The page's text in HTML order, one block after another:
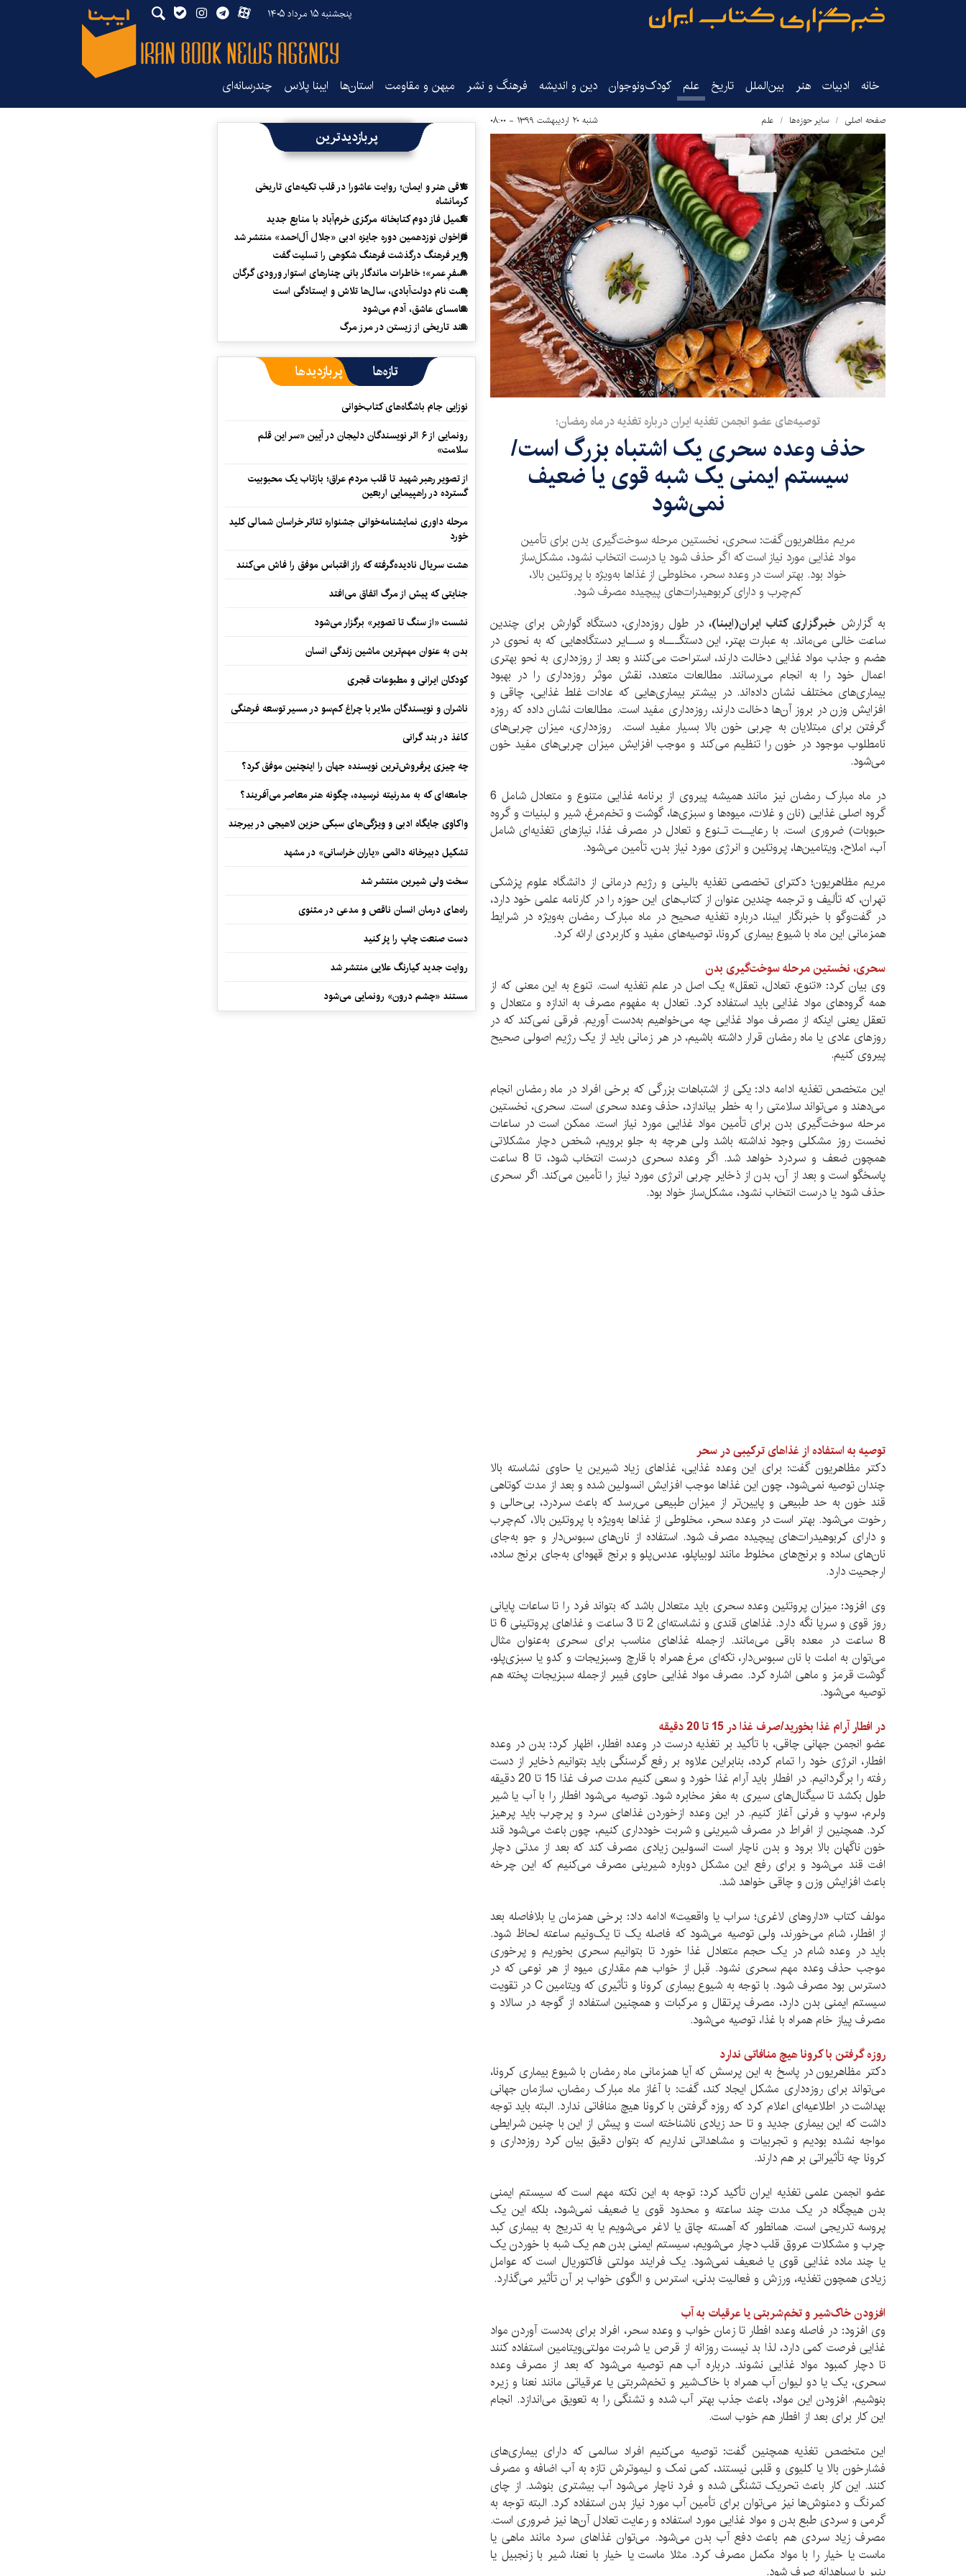
پنجشنبه ۱۵ مرداد ۱۴۰۵
خانه ادبیات هنر بین‌الملل تاریخ‌ علم کودک‌ونوجوان دین و اندیشه فرهنگ و نشر میهن و مقاومت استان‌ها ایبنا پلاس چندرسانه‌ای
صفحه اصلی سایر حوزه‌ها علم شنبه ۲۰ اردیبهشت ۱۳۹۹ - ۰۸:۰۰
توصیه‌های عضو انجمن تغذیه ایران درباره تغذیه در ماه رمضان؛
حذف وعده سحری یک اشتباه بزرگ است/
سیستم ایمنی یک شبه قوی یا ضعیف
نمی‌شود
مریم مظاهریون گفت: سحری، نخستین مرحله سوخت‌گیری بدن برای تأمین
مواد غذایی مورد نیاز است که اگر حذف شود یا درست انتخاب نشود، مشکل‌ساز
خواد بود. بهتر است در وعده سحر، مخلوطی از غذاها به‌ویژه با پروتئین بالا،‌
کم‌چرب و دارای کربوهیدرات‌های پیچیده مصرف شود.
به گزارش خبرگزاری کتاب ایران(ایبنا)، در طول روزه‌داری، دستگاه گوارش برای چندين
ساعت خالی می‌ماند. به عبارت بهتر، اين دستگـــاه و ســاير دستگاه‌هايی كه به نحوی در
هضم و جذب مواد غذايی دخالت دارند، استراحت می‌كنند و بعد از روزه‌داری به نحو بهتری
اعمال خود را به انجام می‌رسانند. مطالعات متعدد، نقش موثر روزه‌داری را در بهبود
بيماری‌های مختلف نشان داده‌اند. در بیشتر بيماری‌هایی كه عادات‌ غلط غذايی، چاقی و
افزايش وزن در بروز آن‌ها دخالت دارند، روزه‌داری مفيد است. مطالعات نشان داده كه روزه
گرفتن برای مبتلايان به چربی خون بالا بسيار مفيد است. روزه‌داری، ميزان چربی‌های
نامطلوب موجود در خون را تنظيم می‌كند و موجب افزايش ميزان چربی‌های مفيد خون
می‌شود.
در ماه مبارک رمضان نيز مانند هميشه پيروی از برنامه غذايی متنوع و متعادل شامل 6
گروه اصلی غذايی (نان و غلات، ميوه‌ها و سبزی‌ها، گوشت و تخم‌مرغ، شير و لبنيات و گروه
حبوبات) ضروری است. با رعايــت تـنوع و تعادل در مصرف غذا، نيازهای تغذيه‌ای شامل
آب، املاح، ويتامين‌ها، پروتئين و انرژی مورد نياز بدن، تأمين می‌شود.
مریم مظاهریون؛ دکترای تخصصی تغذیه بالینی و رژیم درمانی از دانشگاه علوم پزشکی
تهران، که تألیف و ترجمه چندین عنوان از کتاب‌های این حوزه را در کارنامه علمی خود دارد،
در گفت‌وگو با خبرنگار ایبنا، درباره تغذیه صحیح در ماه مبارک رمضان به‌ویژه در شرایط
همزمانی این ماه با شیوع بیماری کرونا، توصیه‌های مفید و کاربردی ارائه کرد.
سحری، نخستین مرحله سوخت‌گیری بدن
وی بیان کرد: «تنوع، تعادل، تعقل» یک اصل در علم تغذیه است. تنوع به این معنی که از
همه گروه‌های مواد غذایی باید استفاده کرد. تعادل به مفهوم مصرف به اندازه و متعادل و
تعقل یعنی اینکه از مصرف مواد غذایی چه می‌خواهیم به‌دست آوریم. فرقی نمی‌کند که در
روزهای عادی یا ماه رمضان قرار داشته باشیم، در هر زمانی باید از یک رژیم اصولی صحیح
پیروی کنیم.
این متخصص تغذیه ادامه داد: یکی از اشتباهات بزرگی که برخی افراد در ماه رمضان انجام
می‌دهند و می‌تواند سلامتی را به خطر بیاندازد، حذف وعده سحری است. سحری، نخستین
مرحله سوخت‌گیری بدن برای تأمین مواد غذایی مورد نیاز است. ممکن است در ساعات
نخست روز مشکلی وجود نداشته باشد ولی هرچه به جلو برویم، شخص دچار مشکلاتی
همچون ضعف و سردرد خواهد شد. اگر وعده سحری درست انتخاب شود، تا 8 ساعت
پاسخگو است و بعد از آن، بدن از ذخایر چربی انرژی مورد نیاز را تأمین می‌کند. اگر سحری
حذف شود یا درست انتخاب نشود، مشکل‌ساز خواد بود.
توصیه به استفاده از غذاهای ترکیبی در سحر
دکتر مظاهریون گفت: برای این وعده غذایی، غذاهای زیاد شیرین یا حاوی نشاسته بالا
چندان توصیه نمی‌شود، چون این غذاها موجب افزایش انسولین شده و بعد از مدت کوتاهی
قند خون به حد طبیعی و پایین‌تر از میزان طبیعی می‌رسد که باعث سردرد، بی‌حالی و
رخوت می‌شود. بهتر است در وعده سحر، مخلوطی از غذاها به‌ویژه با پروتئین بالا،‌ کم‌چرب
و دارای کربوهیدرات‌های پیچیده مصرف شود. استفاده از نان‌های سبوس‌‌دار و جو به‌جای
نان‌های ساده و برنج‌های مخلوط مانند لوبیاپلو، عدس‌پلو و برنج قهوه‌ای به‌جای برنج ساده،
ارجحیت دارد.
وی افزود: میزان پروتئین وعده سحری باید متعادل باشد که بتواند فرد را تا ساعات پایانی
روز قوی و سرپا نگه دارد. غذاهای قندی و نشاسته‌ای 2 تا 3 ساعت و غذاهای پروتئینی 6 تا
8 ساعت در معده باقی می‌مانند. ازجمله غذاهای مناسب برای سحری به‌عنوان مثال
می‌توان به املت با نان سبوس‌دار، تکه‌ای مرغ همراه با قارچ وسبزیجات و کدو یا سبزی‌پلو،
گوشت قرمز و ماهی اشاره کرد. مصرف مواد غذایی حاوی فیبر ازجمله سبزیجات پخته هم
توصیه می‌شود.
در افطار آرام غذا بخورید/صرف غذا در 15 تا 20 دقیقه
عضو انجمن جهانی چاقی، با تأکید بر تغذیه درست در وعده افطار، اظهار کرد: بدن در وعده
افطار، انرژی خود را تمام کرده، بنابراین علاوه بر رفع گرسنگی باید بتوانیم ذخایر از دست
رفته را برگردانیم. در افطار باید آرام غذا خورد و سعی کنیم مدت صرف غذا 15 تا 20 دقیقه
طول بکشد تا سیگنال‌های سیری به مغز مخابره شود. توصیه می‌شود افطار را با آب یا شیر
ولرم، سوپ و فرنی آغاز کنیم. در این وعده ازخوردن غذاهای سرد و پرچرب باید پرهیز
کرد. همچنین از افراط در مصرف شیرینی و شربت خودداری کنیم، چون باعث می‌شود قند
خون ناگهان بالا برود و بدن ناچار است انسولین زیادی مصرف کند که بعد از مدتی دچار
افت قند می‌شود و برای رفع این مشکل دوباره شیرینی مصرف می‌کنیم که این چرخه
باعث افزایش وزن و چاقی خواهد شد.
مولف کتاب «داروهای لاغری؛ سراب یا واقعیت» ادامه داد: برخی همزمان یا بلافاصله بعد
از افطار، شام می‌خورند، ولی توصیه می‌شود که فاصله یک تا یک‌ونیم ساعته لحاظ شود.
باید در وعده شام در یک حجم متعادل غذا خورد تا بتوانیم سحری بخوریم و پرخوری
موجب حذف وعده مهم سحری نشود. قبل از خواب هم مقداری میوه از هر نوعی که در
دسترس بود مصرف شود. با توجه به شیوع بیماری کرونا و تأثیری که ویتامین C در تقویت
سیستم ایمنی بدن دارد، مصرف پرتقال و مرکبات و همچنین استفاده از گوجه در سالاد و
مصرف پیاز خام همراه با غذا، توصیه می‌شود.
روزه گرفتن با کرونا هیچ منافاتی ندارد
دکتر مظاهریون در پاسخ به این پرسش که آیا همزمانی ماه رمضان با شیوع بیماری کرونا،
می‌تواند برای روزه‌داری مشکل ایجاد کند، گفت: با آغاز ماه مبارک رمضان، سازمان جهانی
بهداشت در اطلاعیه‌ای اعلام کرد که روزه گرفتن با کرونا هیچ منافاتی ندارد. البته باید توجه
داشت که این بیماری جدید و تا حد زیادی ناشناخته است و پیش از این با چنین شرایطی
مواجه نشده بودیم و تجربیات و مشاهداتی نداریم که بتوان دقیق بیان کرد روزه‌داری و
کرونا چه تأثیراتی بر هم دارند.
عضو انجمن علمی تغذیه ایران تأکید کرد: توجه به این نکته مهم است که سیستم ایمنی
بدن هیچگاه در یک مدت چند ساعته و محدود قوی یا ضعیف نمی‌شود، بلکه این یک
پروسه تدریجی است. همانطور که آهسته چاق یا لاغر می‌شویم یا به تدریج به بیماری کبد
چرب و مشکلات عروق قلب دچار می‌شویم، سیستم ایمنی بدن هم یک شبه با خوردن یک
یا چند ماده غذایی قوی یا ضعیف نمی‌شود. یک فرایند مولتی فاکتوریال است که عوامل
زیادی همچون تغذیه، ورزش و فعالیت بدنی، استرس و الگوی خواب بر آن تأثیر می‌گذارد.
افزودن خاک‌شیر و تخم‌شربتی یا عرقیات به آب
وی افزود: در فاصله وعده افطار تا زمان خواب و وعده سحر، افراد برای به‌دست آوردن مواد
غذایی فرصت کمی دارد، لذا بد نیست روزانه از قرص یا شربت مولتی‌ویتامین استفاده کنند
تا دچار کمبود مواد غذایی نشوند. درباره آب هم توصیه می‌شود که بعد از مصرف وعده
سحری، یک یا دو لیوان آب همراه با خاک‌شیر و تخم‌شربتی یا عرقیاتی مانند نعنا و زیره
بنوشیم. افزودن این مواد، باعث جذب بهتر آب شده و تشنگی را به تعویق می‌اندازد. انجام
این کار برای بعد از افطار هم خوب است.
این متخصص تغذیه همچنین گفت: توصیه می‌کنیم افراد سالمی که دارای بیماری‌های
فشارخون بالا یا کلیوی و قلبی نیستند، کمی نمک و لیموترش تازه به آب اضافه و مصرف
کنند. این کار باعث تحریک تشنگی شده و فرد ناچار می‌شود آب بیشتری بنوشد. از چای
کمرنگ و دمنوش‌ها نیز می‌توان برای تأمین آب مورد نیاز بدن استفاده کرد. البته توجه به
گرمی و سردی طبع بدن و مواد غذایی مورد استفاده و رعایت تعادل آن‌ها نیز ضروری است.
مصرف زیاد سردی هم باعث دفع آب بدن می‌شود. می‌توان غذاهای سرد مانند ماهی یا
ماست یا خیار را با مواد مکمل مصرف کرد. مثلا ماست یا خیار با نعنا، شیر با زنجبیل یا
پنیر با سیاهدانه صرف شود.
پربازدیدترین
تلاقی هنر و ایمان؛ روایت عاشورا در قلب تکیه‌های تاریخی
کرمانشاه
تکمیل فاز دوم کتابخانه مرکزی خرم‌آباد با منابع جدید
فراخوان نوزدهمین دوره جایزه ادبی «جلال آل‌احمد» منتشر شد
وزیر فرهنگ درگذشت فرهنگ شکوهی را تسلیت گفت
«سفرِ عمر»؛ خاطرات ماندگار بانی چنارهای استوار ورودی گرگان
پشت نام دولت‌آبادی، سال‌ها تلاش و ایستادگی است
سامسای عاشق، آدم می‌شود
سند تاریخی از زیستن در مرز مرگ
تازه‌ها پربازدیدها
نوزایی جام باشگاه‌های کتاب‌خوانی
رونمایی از ۶ اثر نویسندگان دلیجان در آیین «سر این قلم
سلامت»
از تصویر رهبر شهید تا قلب مردم عراق؛ بازتاب یک محبوبیت
گسترده در راهپیمایی اربعین
مرحله داوری نمایشنامه‌خوانی جشنواره تئاتر خراسان شمالی کلید
خورد
هشت سریال نادیده‌گرفته که راز اقتباس موفق را فاش می‌کنند
جنایتی که پیش از مرگ اتفاق می‌افتد
نشست «از سنگ تا تصویر» برگزار می‌شود
بدن به عنوان مهم‌ترین ماشین زندگی انسان
کودکان ایرانی و مطبوعات قجری
ناشران و نویسندگان ملایر با چراغ کم‌سو در مسیر توسعه فرهنگی
کاغذ در بند گرانی
چه چیزی پرفروش‌ترین نویسنده جهان را اینچنین موفق کرد؟
جامعه‌ای که به مدرنیته نرسیده، چگونه هنر معاصر می‌آفریند؟
واکاوی جایگاه ادبی و ویژگی‌های سبکی حزین لاهیجی در بیرجند
تشکیل دبیرخانه دائمی «یاران خراسانی» در مشهد
سخت ولی شیرین منتشر شد
راه‌های درمان انسان ناقص و مدعی در مثنوی
دست صنعت چاپ را پرُ کنید
روایت جدید کیارنگ علایی منتشر شد
مستند «چشم درون» رونمایی می‌شود